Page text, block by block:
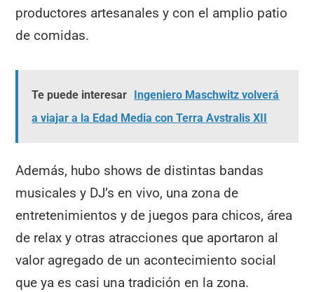
productores artesanales y con el amplio patio
de comidas.
Te puede interesar Ingeniero Maschwitz volverá
a viajar a la Edad Media con Terra Avstralis XII
Además, hubo shows de distintas bandas
musicales y DJ’s en vivo, una zona de
entretenimientos y de juegos para chicos, área
de relax y otras atracciones que aportaron al
valor agregado de un acontecimiento social
que ya es casi una tradición en la zona.